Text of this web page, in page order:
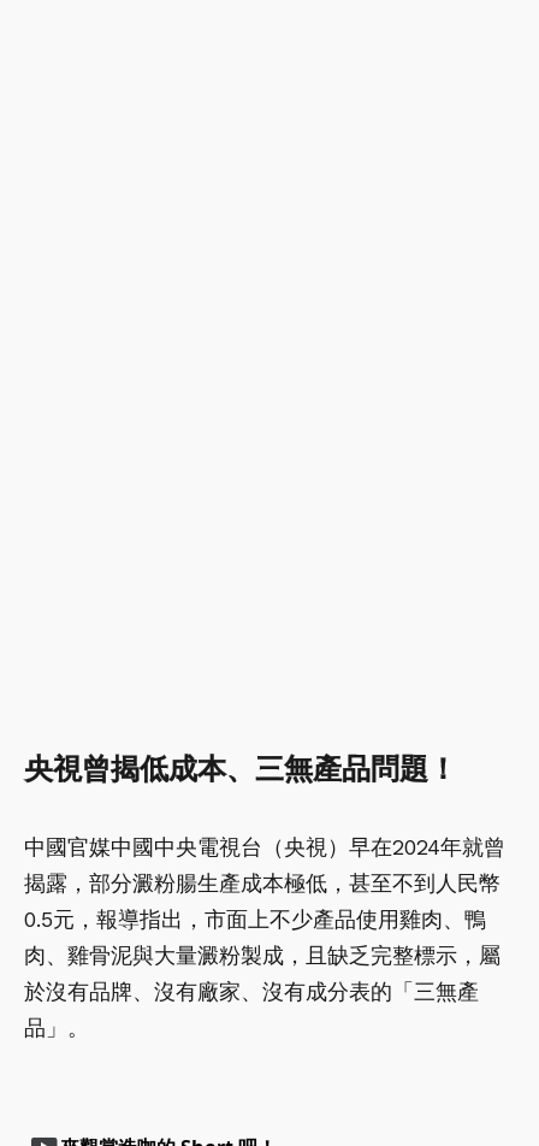
央視曾揭低成本、三無產品問題！
中國官媒中國中央電視台（央視）早在2024年就曾
揭露，部分澱粉腸生產成本極低，甚至不到人民幣
0.5元，報導指出，市面上不少產品使用雞肉、鴨
肉、雞骨泥與大量澱粉製成，且缺乏完整標示，屬
於沒有品牌、沒有廠家、沒有成分表的「三無產
品」。